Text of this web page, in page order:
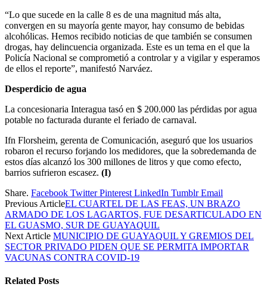
“Lo que sucede en la calle 8 es de una magnitud más alta,
convergen en su mayoría gente mayor, hay consumo de bebidas
alcohólicas. Hemos recibido noticias de que también se consumen
drogas, hay delincuencia organizada. Este es un tema en el que la
Policía Nacional se comprometió a controlar y a vigilar y esperamos
de ellos el reporte”, manifestó Narváez.
Desperdicio de agua
La concesionaria Interagua tasó en $ 200.000 las pérdidas por agua
potable no facturada durante el feriado de carnaval.
Ifn Florsheim, gerenta de Comunicación, aseguró que los usuarios
robaron el recurso forjando los medidores, que la sobredemanda de
estos días alcanzó los 300 millones de litros y que como efecto,
barrios sufrieron escasez. (I)
Share. Facebook Twitter Pinterest LinkedIn Tumblr Email
Previous ArticleEL CUARTEL DE LAS FEAS, UN BRAZO
ARMADO DE LOS LAGARTOS, FUE DESARTICULADO EN
EL GUASMO, SUR DE GUAYAQUIL
Next Article MUNICIPIO DE GUAYAQUIL Y GREMIOS DEL
SECTOR PRIVADO PIDEN QUE SE PERMITA IMPORTAR
VACUNAS CONTRA COVID-19
Related Posts